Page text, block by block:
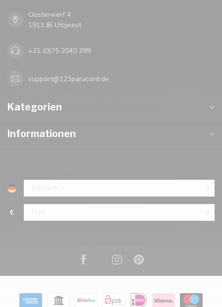
Oosterwerf 4
1911 JB Uitgeest
+31 (0)75 2040 399
support@123paracord.de
Kategorien
Informationen
€